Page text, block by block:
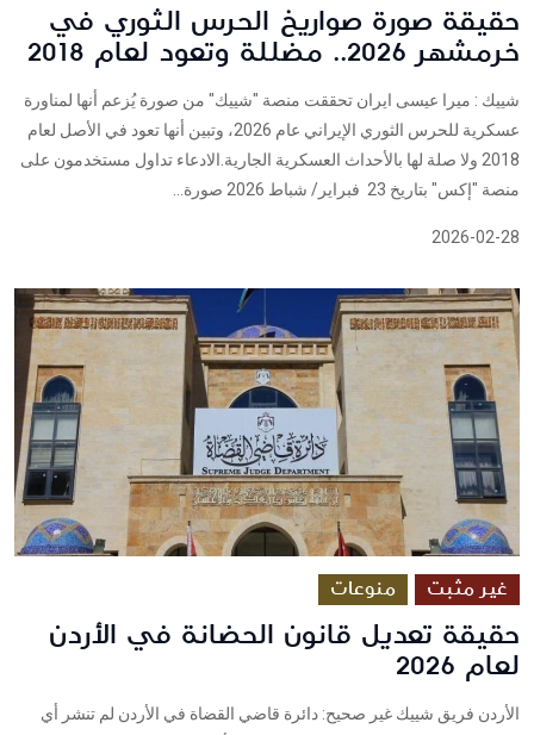
حقيقة صورة صواريخ الحرس الثوري في
خرمشهر 2026.. مضللة وتعود لعام 2018
شييك : ميرا عيسى ايران تحققت منصة "شييك" من صورة يُزعم أنها لمناورة
عسكرية للحرس الثوري الإيراني عام 2026، وتبين أنها تعود في الأصل لعام
2018 ولا صلة لها بالأحداث العسكرية الجارية.الادعاء تداول مستخدمون على
منصة "إكس" بتاريخ 23 فبراير/ شباط 2026 صورة...
2026-02-28
غير مثبت منوعات
حقيقة تعديل قانون الحضانة في الأردن
لعام 2026
الأردن فريق شييك غير صحيح: دائرة قاضي القضاة في الأردن لم تنشر أي